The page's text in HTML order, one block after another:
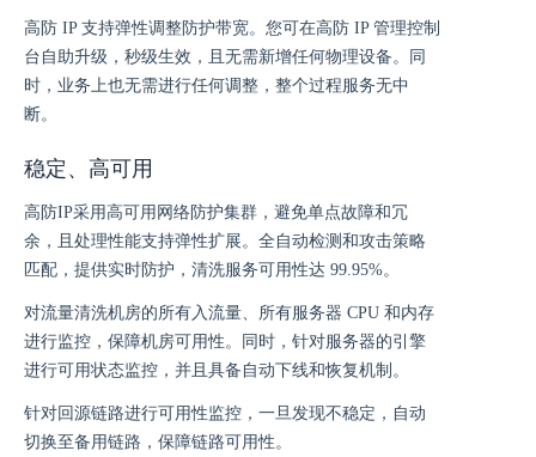
高防 IP 支持弹性调整防护带宽。您可在高防 IP 管理控制
台自助升级，秒级生效，且无需新增任何物理设备。同
时，业务上也无需进行任何调整，整个过程服务无中
断。
稳定、高可用
高防IP采用高可用网络防护集群，避免单点故障和冗
余，且处理性能支持弹性扩展。全自动检测和攻击策略
匹配，提供实时防护，清洗服务可用性达 99.95%。
对流量清洗机房的所有入流量、所有服务器 CPU 和内存
进行监控，保障机房可用性。同时，针对服务器的引擎
进行可用状态监控，并且具备自动下线和恢复机制。
针对回源链路进行可用性监控，一旦发现不稳定，自动
切换至备用链路，保障链路可用性。